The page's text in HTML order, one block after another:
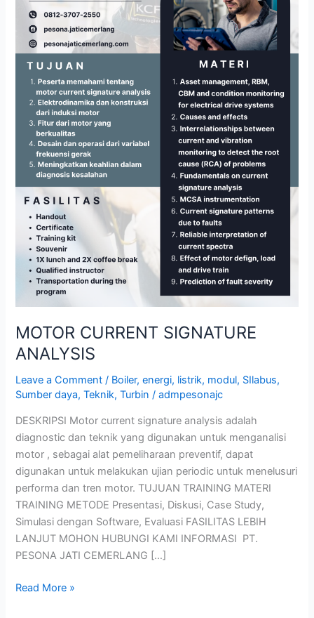
MOTOR CURRENT SIGNATURE
ANALYSIS
Leave a Comment / Boiler,energi, listrik, modul, SIlabus,
Sumber daya,Teknik,Turbin /admpesonajc
DESKRIPSI Motor current signature analysis adalah
diagnostic dan teknik yang digunakan untuk menganalisi
motor , sebagai alat pemeliharaan preventif, dapat
digunakan untuk melakukan ujian periodic untuk menelusuri
performa dan tren motor. TUJUAN TRAINING MATERI
TRAINING METODE Presentasi, Diskusi, Case Study,
Simulasi dengan Software, Evaluasi FASILITAS LEBIH
LANJUT MOHON HUBUNGI KAMI INFORMASI PT.
PESONA JATI CEMERLANG […]
Read More »